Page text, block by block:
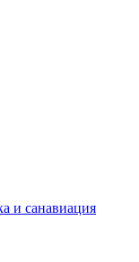
и санавиация